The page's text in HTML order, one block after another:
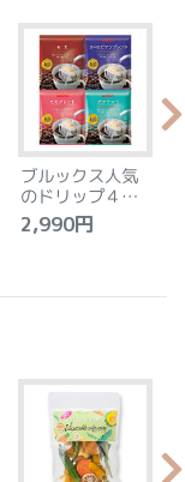
ブルックス人気
のドリップ４種
セット
2,990円